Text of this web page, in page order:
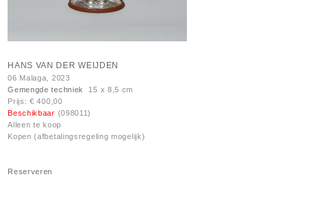
HANS VAN DER WEIJDEN
06 Malaga, 2023
Gemengde techniek
15 x 8,5 cm
Prijs: € 400,00
Beschikbaar (098011)
Alleen te koop
Kopen (afbetalingsregeling mogelijk)
Reserveren